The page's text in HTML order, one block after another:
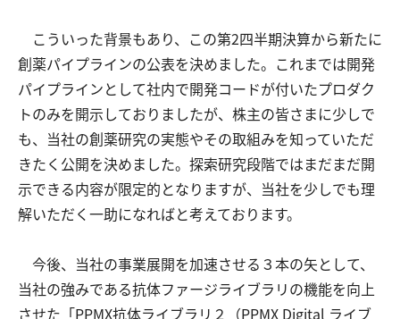
こういった背景もあり、この第2四半期決算から新たに
創薬パイプラインの公表を決めました。これまでは開発
パイプラインとして社内で開発コードが付いたプロダク
トのみを開示しておりましたが、株主の皆さまに少しで
も、当社の創薬研究の実態やその取組みを知っていただ
きたく公開を決めました。探索研究段階ではまだまだ開
示できる内容が限定的となりますが、当社を少しでも理
解いただく一助になればと考えております。
今後、当社の事業展開を加速させる３本の矢として、
当社の強みである抗体ファージライブラリの機能を向上
させた「PPMX抗体ライブラリ２（PPMX Digital ライブ